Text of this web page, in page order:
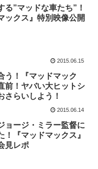
る”マッドな車たち”！
ックス』特別映像公開
2015.06.15
う！『マッドマック
前！ヤバい大ヒットシ
さらいしよう！
2015.06.14
ョージ・ミラー監督に
！『マッドマックス』
見レポ